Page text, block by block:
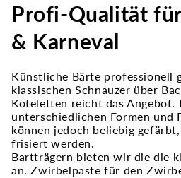
Profi-Qualität
& Karneval
Künstliche Bärte professionell
klassischen Schnauzer über
Koteletten reicht das Angebot.
unterschiedlichen Formen und
können jedoch beliebig
frisiert werden.
Bartträgern bieten wir die die
an. Zwirbelpaste für den